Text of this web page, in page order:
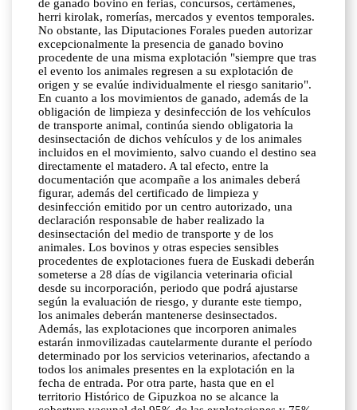
de ganado bovino en ferias, concursos, certámenes,
herri kirolak, romerías, mercados y eventos temporales.
No obstante, las Diputaciones Forales pueden autorizar
excepcionalmente la presencia de ganado bovino
procedente de una misma explotación "siempre que tras
el evento los animales regresen a su explotación de
origen y se evalúe individualmente el riesgo sanitario".
En cuanto a los movimientos de ganado, además de la
obligación de limpieza y desinfección de los vehículos
de transporte animal, continúa siendo obligatoria la
desinsectación de dichos vehículos y de los animales
incluidos en el movimiento, salvo cuando el destino sea
directamente el matadero. A tal efecto, entre la
documentación que acompañe a los animales deberá
figurar, además del certificado de limpieza y
desinfección emitido por un centro autorizado, una
declaración responsable de haber realizado la
desinsectación del medio de transporte y de los
animales. Los bovinos y otras especies sensibles
procedentes de explotaciones fuera de Euskadi deberán
someterse a 28 días de vigilancia veterinaria oficial
desde su incorporación, periodo que podrá ajustarse
según la evaluación de riesgo, y durante este tiempo,
los animales deberán mantenerse desinsectados.
Además, las explotaciones que incorporen animales
estarán inmovilizadas cautelarmente durante el período
determinado por los servicios veterinarios, afectando a
todos los animales presentes en la explotación en la
fecha de entrada. Por otra parte, hasta que en el
territorio Histórico de Gipuzkoa no se alcance la